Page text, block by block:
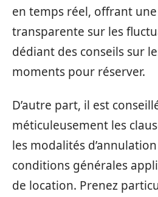
en temps réel, offrant
transparente sur les
dédiant des conseils sur
moments pour réserver.
D’autre part, il est
méticuleusement les
les modalités
conditions générales
de location. Prenez